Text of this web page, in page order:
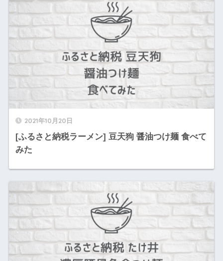
2021年10月20日
[ふるさと納税ラーメン] 豆天狗 醤油つけ麺 食べて
みた